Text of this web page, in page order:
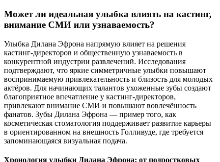
Может ли идеальная улыбка влиять на кастинг,
внимание СМИ или узнаваемость?
Улыбка Дилана Эфрона напрямую влияет на решения
кастинг-директоров и общественную узнаваемость в
конкурентной индустрии развлечений. Исследования
подтверждают, что яркие симметричные улыбки повышают
воспринимаемую привлекательность и близость для молодых
актёров. Для начинающих талантов ухоженные зубы создают
благоприятное впечатление у кастинг-директоров,
привлекают внимание СМИ и повышают вовлечённость
фанатов. Зубы Дилана Эфрона — пример того, как
косметическая стоматология поддерживает развитие карьеры
в ориентированном на внешность Голливуде, где требуется
запоминающаяся визуальная подача.
Хронология улыбки Дилана Эфрона: от подростковых